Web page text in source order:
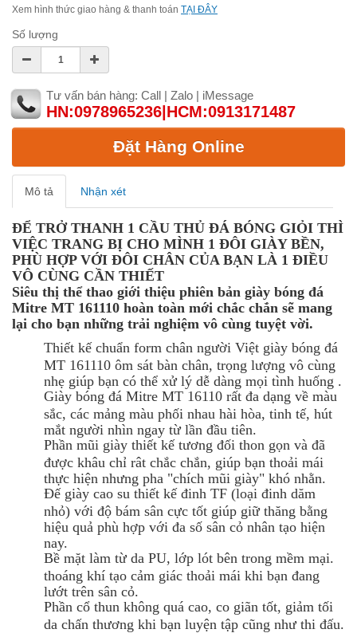
Xem hình thức giao hàng & thanh toán TẠI ĐÂY
Số lượng
Tư vấn bán hàng: Call | Zalo | iMessage
HN:0978965236|HCM:0913171487
Đặt Hàng Online
Mô tả Nhận xét
ĐỂ TRỞ THANH 1 CẦU THỦ ĐÁ BÓNG GIỎI THÌ
VIỆC TRANG BỊ CHO MÌNH 1 ĐÔI GIÀY BỀN,
PHÙ HỢP VỚI ĐÔI CHÂN CỦA BẠN LÀ 1 ĐIỀU
VÔ CÙNG CẦN THIẾT
Siêu thị thể thao giới thiệu phiên bản giày bóng đá
Mitre MT 161110 hoàn toàn mới chắc chắn sẽ mang
lại cho bạn những trải nghiệm vô cùng tuyệt vời.
Thiết kế chuẩn form chân người Việt giày bóng đá
MT 161110 ôm sát bàn chân, trọng lượng vô cùng
nhẹ giúp bạn có thể xử lý dễ dàng mọi tình huống .
Giày bóng đá Mitre MT 16110 rất đa dạng về màu
sắc, các mảng màu phối nhau hài hòa, tinh tế, hút
mắt người nhìn ngay từ lần đầu tiên.
Phần mũi giày thiết kế tương đối thon gọn và đã
được khâu chỉ rât chắc chắn, giúp bạn thoải mái
thực hiện nhưng pha "chích mũi giày" khó nhằn.
Đế giày cao su thiết kế đinh TF (loại đinh dăm
nhỏ) với độ bám sân cực tốt giúp giữ thăng bằng
hiệu quả phù hợp với đa số sân cỏ nhân tạo hiện
nay.
Bề mặt làm từ da PU, lớp lót bên trong mềm mại.
thoáng khí tạo cảm giác thoải mái khi bạn đang
lướt trên sân cỏ.
Phần cổ thun không quá cao, co giãn tốt, giảm tối
da chấn thương khi bạn luyện tập cũng như thi đấu.